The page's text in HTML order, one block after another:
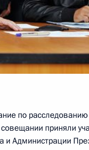
заместителю
мобильной
по итогам
по
приняли
и Администрации